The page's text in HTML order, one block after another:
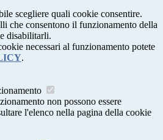
scegliere quali cookie consentire.
che consentono il funzionamento della
disabilitarli.
necessari al funzionamento potete
.
non possono essere
l'elenco nella pagina della cookie